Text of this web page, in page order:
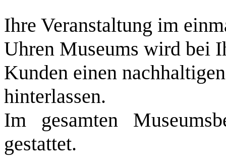
Ihre Veranstaltung im
Uhren Museums wird bei
Kunden einen
hinterlassen.
Im gesamten
gestattet.